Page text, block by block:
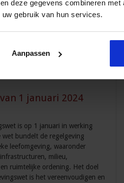
deze gegevens combineren
gebruik van hun services.
Aanpassen
onderwerpen. Dit is zeker het
een managementrol zit of als je
1 januari 2024
is op 1 januari in werking
wet bundelt de regelgeving
leefomgeving, waaronder
milieu,
ruimtelijke ordening. Het doel
is het vereenvoudigen en